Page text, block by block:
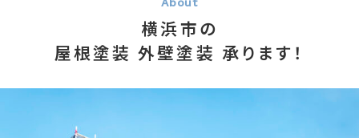
横浜市の
屋根塗装 外壁塗装 承ります！